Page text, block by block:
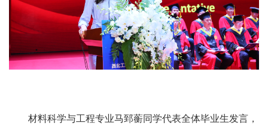
材料科学与工程专业马郅蘅同学代表全体毕业生发言，